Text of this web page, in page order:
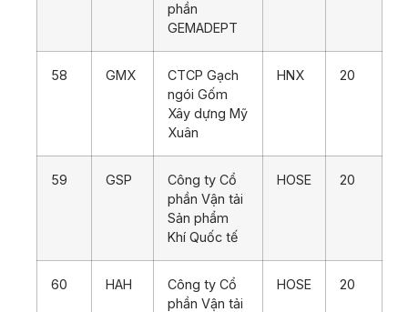
phần
GEMADEPT
58 GMX
CTCP Gạch
ngói Gốm
Xây dựng Mỹ
Xuân
HNX 20
59 GSP
Công ty Cổ
phần Vận tải
Sản phẩm
Khí Quốc tế
HOSE 20
60 HAH
Công ty Cổ
phần Vận tải
HOSE 20